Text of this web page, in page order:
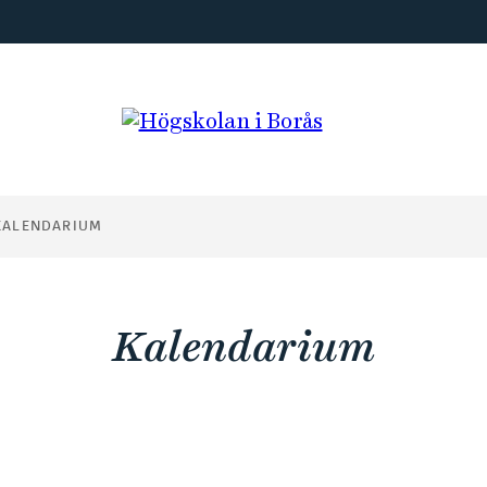
Kalendarium